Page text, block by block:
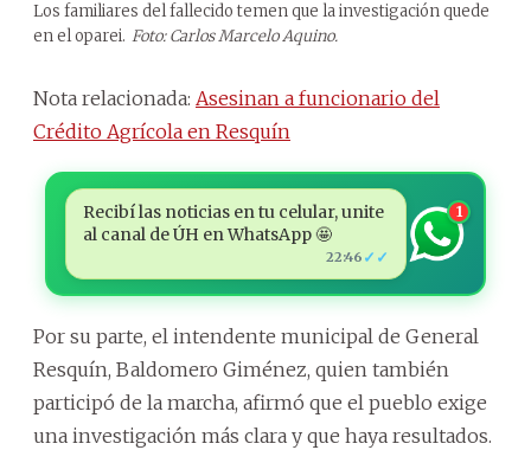
Los familiares del fallecido temen que la investigación quede
en el oparei. Foto: Carlos Marcelo Aquino.
Nota relacionada: Asesinan a funcionario del
Crédito Agrícola en Resquín
Recibí las noticias en tu celular, unite
al canal de ÚH en WhatsApp 🤩
22:46 ✓✓
1
Por su parte, el intendente municipal de General
Resquín, Baldomero Giménez, quien también
participó de la marcha, afirmó que el pueblo exige
una investigación más clara y que haya resultados.